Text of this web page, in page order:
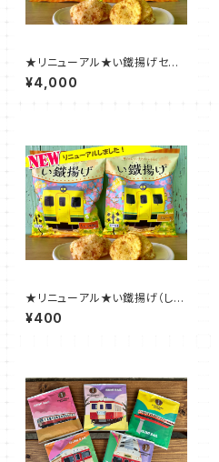
★リニューアル★い鐵揚げセット
（しょうゆ味・カレー味）
¥4,000
★リニューアル★い鐵揚げ（しょ
うゆ味・カレー味）
¥400